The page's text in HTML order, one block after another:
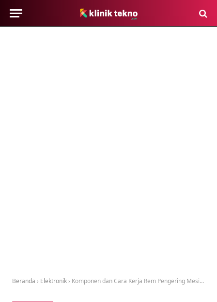
Beranda › Elektronik › Komponen dan Cara Kerja Rem Pengering Mesin Cuci 2 Tabung